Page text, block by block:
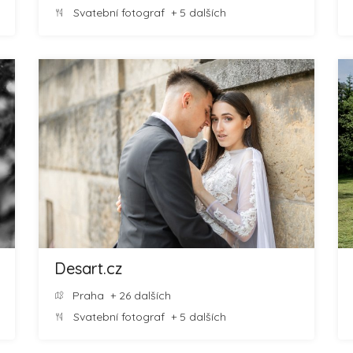
Svatební fotograf + 5 dalších
Desart.cz
Praha + 26 dalších
Svatební fotograf + 5 dalších